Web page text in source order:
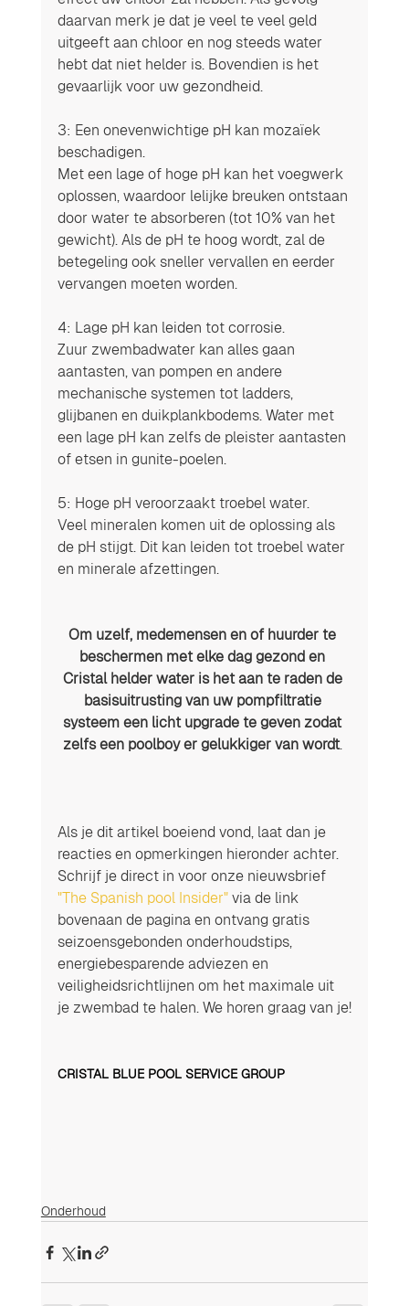
daarvan merk je dat je veel te veel geld
uitgeeft aan chloor en nog steeds water
hebt dat niet helder is. Bovendien is het
gevaarlijk voor uw gezondheid.
3: Een onevenwichtige pH kan mozaïek
beschadigen.
Met een lage of hoge pH kan het voegwerk
oplossen, waardoor lelijke breuken ontstaan ​​
door water te absorberen (tot 10% van het
gewicht). Als de pH te hoog wordt, zal de
betegeling ook sneller vervallen en eerder
vervangen moeten worden.
4: Lage pH kan leiden tot corrosie.
Zuur zwembadwater kan alles gaan
aantasten, van pompen en andere
mechanische systemen tot ladders,
glijbanen en duikplankbodems. Water met
een lage pH kan zelfs de pleister aantasten
of etsen in gunite-poelen.
5: Hoge pH veroorzaakt troebel water.
Veel mineralen komen uit de oplossing als
de pH stijgt. Dit kan leiden tot troebel water
en minerale afzettingen.
Om uzelf, medemensen en of huurder te
beschermen met elke dag gezond en
Cristal helder water is het aan te raden de
basisuitrusting van uw pompfiltratie
systeem een licht upgrade te geven zodat
zelfs een poolboy er gelukkiger van wordt.
Als je dit artikel boeiend vond, laat dan je
reacties en opmerkingen hieronder achter.
Schrijf je direct in voor onze nieuwsbrief
"The Spanish pool Insider" via de link
bovenaan de pagina en ontvang gratis
seizoensgebonden onderhoudstips,
energiebesparende adviezen en
veiligheidsrichtlijnen om het maximale uit
je zwembad te halen. We horen graag van je!
CRISTAL BLUE POOL SERVICE GROUP
Onderhoud